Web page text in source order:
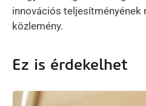
innovációs teljesítményének
közlemény.
Ez is érdekelhet